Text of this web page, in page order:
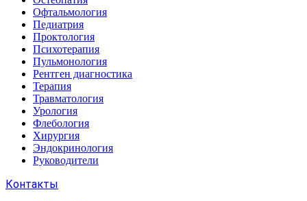
Офтальмология
Педиатрия
Проктология
Психотерапия
Пульмонология
Рентген диагностика
Терапия
Травматология
Урология
Флебология
Хирургия
Эндокринология
Руководители
Контакты